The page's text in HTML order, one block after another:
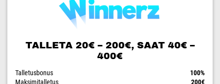
TALLETA 20€ – 200€, SAAT 40€ –
400€
Talletusbonus
100%
Maksimitalletus
200€